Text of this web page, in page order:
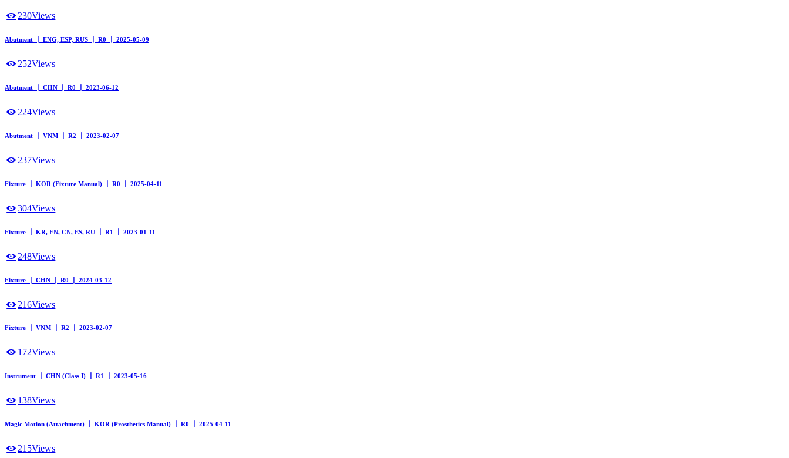
230Views
Abutment ┃ ENG, ESP, RUS ┃ R0 ┃ 2025-05-09
252Views
Abutment ┃ CHN ┃ R0 ┃ 2023-06-12
224Views
Abutment ┃ VNM ┃ R2 ┃ 2023-02-07
237Views
Fixture ┃ KOR (Fixture Manual) ┃ R0 ┃ 2025-04-11
304Views
Fixture ┃ KR, EN, CN, ES, RU ┃ R1 ┃ 2023-01-11
248Views
Fixture ┃ CHN ┃ R0 ┃ 2024-03-12
216Views
Fixture ┃ VNM ┃ R2 ┃ 2023-02-07
172Views
Instrument ┃ CHN (Class I) ┃ R1 ┃ 2023-05-16
138Views
Magic Motion (Attachment) ┃ KOR (Prosthetics Manual) ┃ R0 ┃ 2025-04-11
215Views